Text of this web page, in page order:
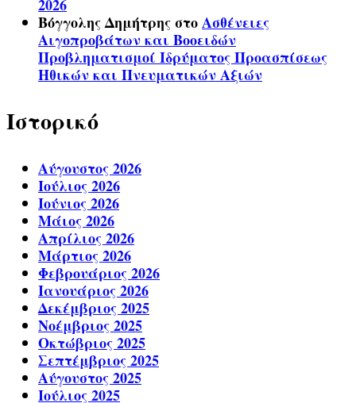
2026
Βόγγολης ΔημήτρηςστοΑσθένειες
Αιγοπροβάτων και Βοοειδών
Προβληματισμοί Ιδρύματος Προασπίσεως
Ηθικών και Πνευματικών Αξιών
Ιστορικό
Αύγουστος 2026
Ιούλιος 2026
Ιούνιος 2026
Μάιος 2026
Απρίλιος 2026
Μάρτιος 2026
Φεβρουάριος 2026
Ιανουάριος 2026
Δεκέμβριος 2025
Νοέμβριος 2025
Οκτώβριος 2025
Σεπτέμβριος 2025
Αύγουστος 2025
Ιούλιος 2025